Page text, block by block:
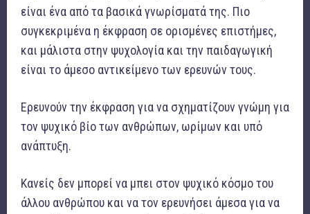
είναι ένα από τα βασικά γνωρίσματά της. Πιο
συγκεκριμένα η έκφραση σε ορισμένες επιστήμες,
και μάλιστα στην ψυχολογία και την παιδαγωγική
είναι το άμεσο αντικείμενο των ερευνών τους.
Ερευνούν την έκφραση για να σχηματίζουν γνώμη για
τον ψυχικό βίο των ανθρώπων, ωρίμων και υπό
ανάπτυξη.
Κανείς δεν μπορεί να μπει στον ψυχικό κόσμο του
άλλου ανθρώπου και να τον ερευνήσει άμεσα για να